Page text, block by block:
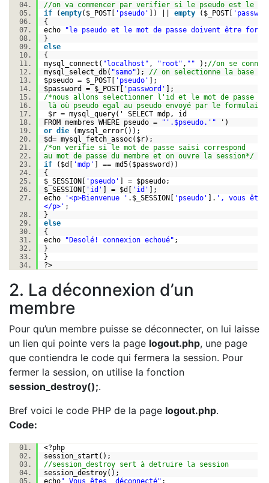
//on va commencer par verifier si le pseudo est le
if (empty( $_POST 'pseudo' ]) || empty ( $_POST
{
echo
"le pseudo et le mot de passe doivent être
}
else
{
mysql_connect( "localhost" , "root" , "" ); //on se
mysql_select_db( "samo" ); // on selectionne la base
$pseudo = $_POST 'pseudo'
];
$password
= $_POST 'password'
];
/*nous allons selectionner l'id et le mot de passe
là où pseudo egal au pseudo envoyé par le
$r = mysql_query(' SELECT mdp, id
FROM membres WHERE pseudo =
"'.$pseudo.'" ')
or die (mysql_error());
$d= mysql_fetch_assoc( $r);
/*on verifie si le mot de passe saisi correspond
au mot de passe du membre et on ouvre la session*/
if ( $d 'mdp' ] == md5( $password ))
{
$_SESSION
'pseudo' ] = $pseudo;
$_SESSION
'id' ] = $d 'id'
];
echo
'<p>Bienvenue ' . $_SESSION 'pseudo' ]. ', vous êtes
</p>' ;
}
else
{
echo
"Desolé! connexion echoué" ;
}
}
?>
2. La déconnexion d’un
membre
Pour qu’un membre puisse se déconnecter, on lui laisse
un lien qui pointe vers la page logout.php, une page
que contiendra le code qui fermera la session. Pour
fermer la session, on utilise la fonction
session_destroy();.
Bref voici le code PHP de la page logout.php.
Code:
<?php
session_start();
//session_destroy sert à detruire la session
session_destroy();
echo" Vous êtes déconnecté" ;